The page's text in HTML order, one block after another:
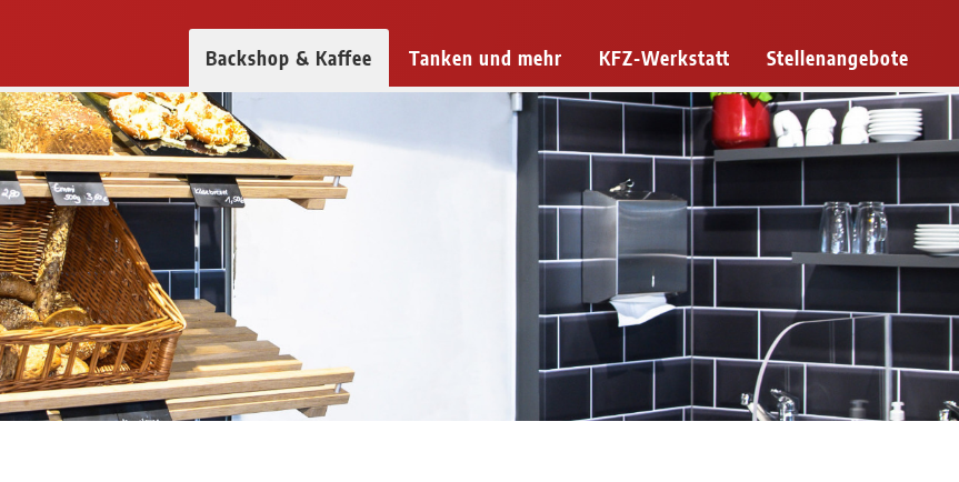
Backshop & Kaffee Tanken und mehr KFZ-Werkstatt Stellenangebote